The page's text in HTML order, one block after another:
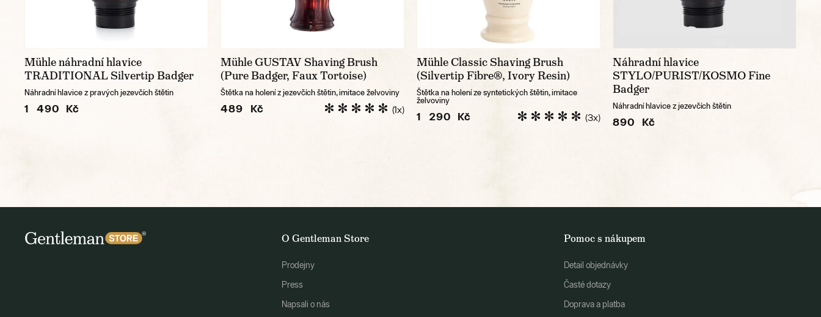
Mühle náhradní hlavice
TRADITIONAL Silvertip Badger
Náhradní hlavice z pravých jezevčích štětin
1 490 Kč
Mühle GUSTAV Shaving Brush
(Pure Badger, Faux Tortoise)
Štětka na holení z jezevčích štětin, imitace želvoviny
489 Kč (1x)
Mühle Classic Shaving Brush
(Silvertip Fibre®, Ivory Resin)
Štětka na holení ze syntetických štětin, imitace
želvoviny
1 290 Kč (3x)
Náhradní hlavice
STYLO/PURIST/KOSMO Fine
Badger
Náhradní hlavice z jezevčích štětin
890 Kč
O Gentleman Store
Prodejny
Press
Napsali o nás
Pomoc s nákupem
Detail objednávky
Časté dotazy
Doprava a platba